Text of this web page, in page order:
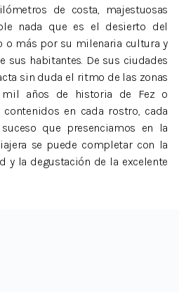
de costa, majestuosas
nada que es el desierto del
o más por su milenaria cultura y
sus habitantes. De sus ciudades
sin duda el ritmo de las zonas
años de historia de Fez o
contenidos en cada rostro, cada
que presenciamos en la
se puede completar con la
y la degustación de la excelente